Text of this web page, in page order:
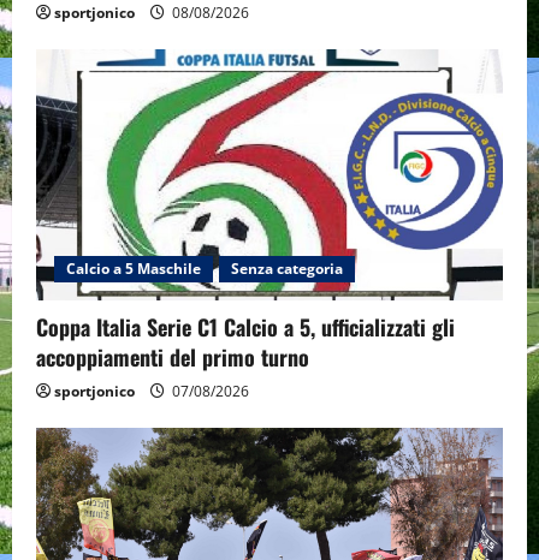
sportjonico 08/08/2026
Calcio a 5 Maschile Senza categoria
Coppa Italia Serie C1 Calcio a 5, ufficializzati gli
accoppiamenti del primo turno
sportjonico 07/08/2026